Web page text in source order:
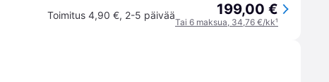
Toimitus 4,90 €, 2-5 päivää 199,00 €
Tai 6 maksua, 34,76 €/kk¹